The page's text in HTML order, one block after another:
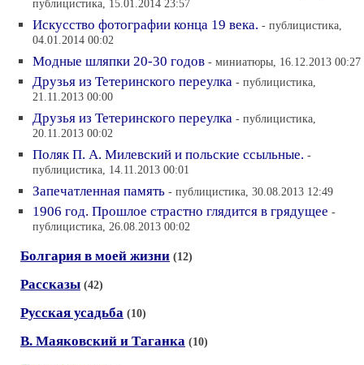
публицистика, 15.01.2014 23:57
Искусство фотографии конца 19 века. - публицистика,
04.01.2014 00:02
Модные шляпки 20-30 годов - миниатюры, 16.12.2013 00:27
Друзья из Тетеринского переулка - публицистика,
21.11.2013 00:00
Друзья из Тетеринского переулка - публицистика,
20.11.2013 00:02
Поляк П. А. Милевский и польские ссыльные. -
публицистика, 14.11.2013 00:01
Запечатленная память - публицистика, 30.08.2013 12:49
1906 год. Прошлое страстно глядится в грядущее -
публицистика, 26.08.2013 00:02
Болгария в моей жизни (12)
Рассказы (42)
Русская усадьба (10)
В. Маяковский и Таганка (10)